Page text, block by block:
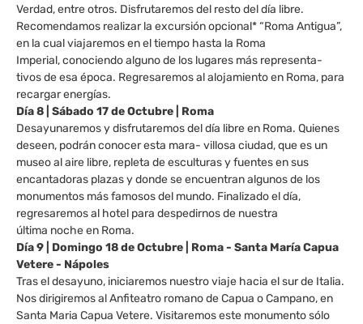
Verdad, entre otros. Disfrutaremos del resto del día libre.
Recomendamos realizar la excursión opcional* “Roma Antigua”,
en la cual viajaremos en el tiempo hasta la Roma
Imperial, conociendo alguno de los lugares más representa-
tivos de esa época. Regresaremos al alojamiento en Roma, para
recargar energías.
Día 8 | Sábado 17 de Octubre | Roma
Desayunaremos y disfrutaremos del día libre en Roma. Quienes
deseen, podrán conocer esta mara- villosa ciudad, que es un
museo al aire libre, repleta de esculturas y fuentes en sus
encantadoras plazas y donde se encuentran algunos de los
monumentos más famosos del mundo. Finalizado el día,
regresaremos al hotel para despedirnos de nuestra
última noche en Roma.
Día 9 | Domingo 18 de Octubre | Roma - Santa María Capua
Vetere - Nápoles
Tras el desayuno, iniciaremos nuestro viaje hacia el sur de Italia.
Nos dirigiremos al Anfiteatro romano de Capua o Campano, en
Santa Maria Capua Vetere. Visitaremos este monumento sólo